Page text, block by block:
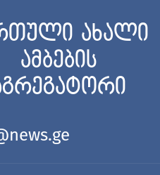
ახალი
ამბების